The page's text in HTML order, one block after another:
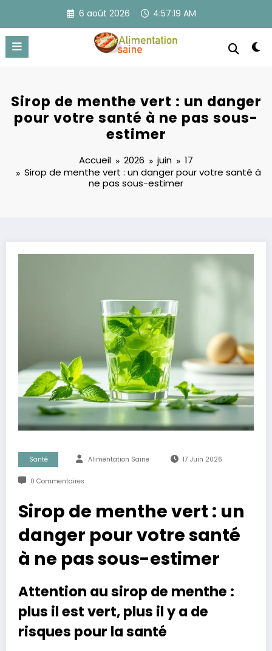
contenu
6 août 2026 4:57:19 AM
Sirop de menthe vert : un danger
pour votre santé à ne pas sous-
estimer
Accueil 2026 juin
17
Sirop de menthe vert : un danger pour votre santé à
ne pas sous-estimer
Santé Alimentation Saine 17 Juin 2026
0 Commentaires
Sirop de menthe vert : un
danger pour votre santé
à ne pas sous-estimer
Attention au sirop de menthe :
plus il est vert, plus il y a de
risques pour la santé